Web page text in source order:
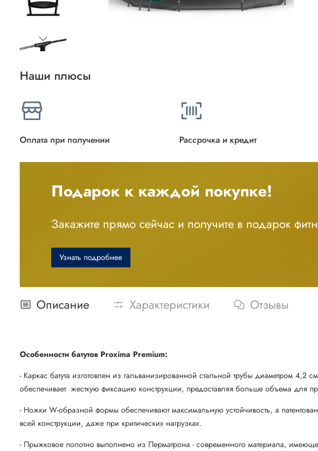
Наши плюсы
Оплата при получении Рассрочка и кредит
Подарок к каждой покупке!
Закажите прямо сейчас и получите в подарок
Узнать подробнее
Описание Характеристики Отзывы
Особенности батутов Proxima Premium:
- Каркас батута изготовлен из гальванизированной стальной трубы диаметром
обеспечивает жесткую фиксацию конструкции, предоставляя больше объема для
- Ножки W-образной формы обеспечивают максимальную устойчивость, а
всей конструкции, даже при критических нагрузках.
- Прыжковое полотно выполнено из Перматрона - современного материала,